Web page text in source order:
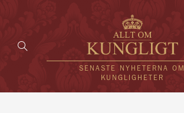
SENASTE NYHETERNA OM
KUNGLIGHETER